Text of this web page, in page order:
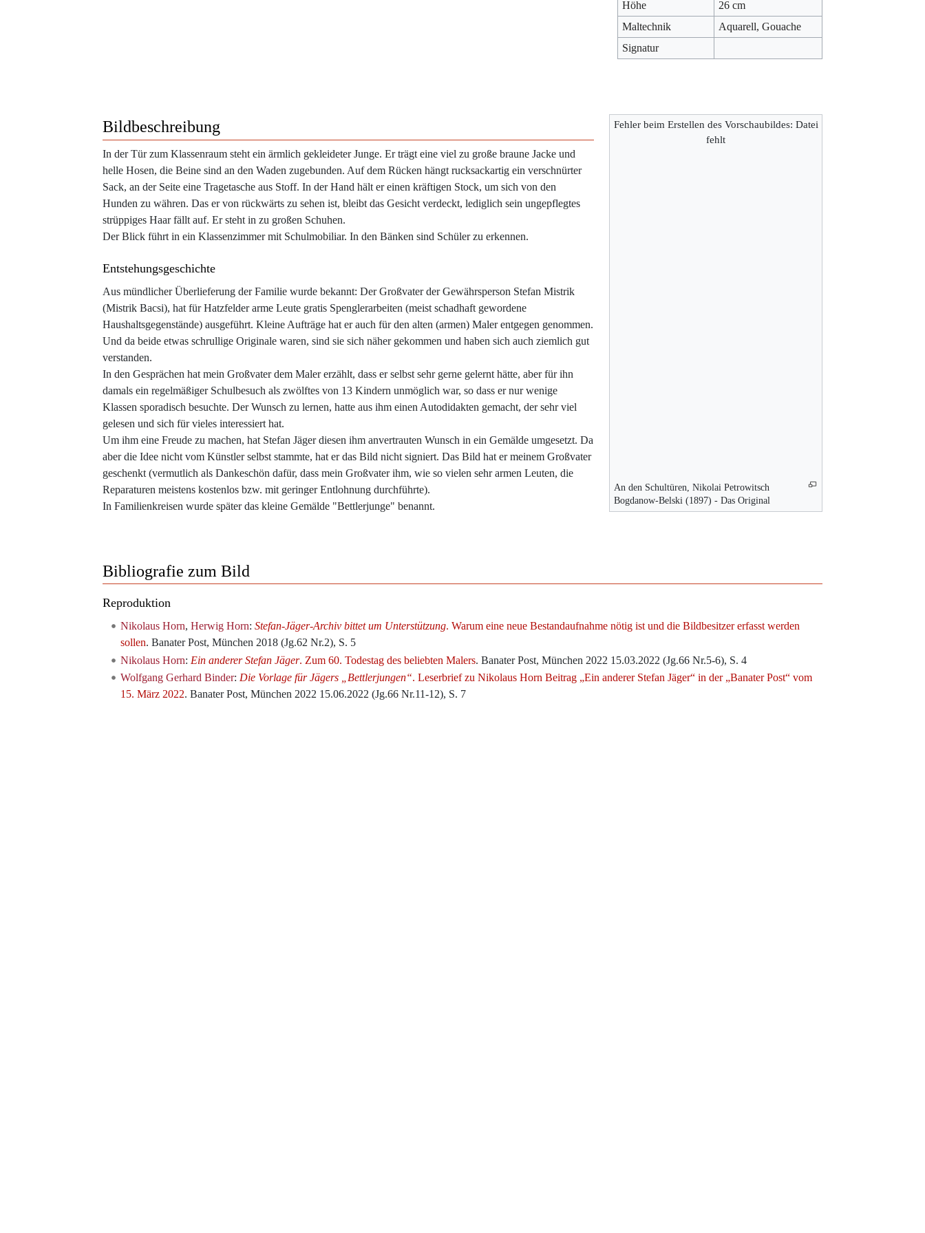
Höhe
26 cm
Maltechnik
Aquarell, Gouache
Signatur
Fehler beim Erstellen des Vorschaubildes: Datei
fehlt
An den Schultüren, Nikolai Petrowitsch
Bogdanow-Belski (1897) - Das Original
Bildbeschreibung
In der Tür zum Klassenraum steht ein ärmlich gekleideter Junge. Er trägt eine viel zu große braune Jacke und
helle Hosen, die Beine sind an den Waden zugebunden. Auf dem Rücken hängt rucksackartig ein verschnürter
Sack, an der Seite eine Tragetasche aus Stoff. In der Hand hält er einen kräftigen Stock, um sich von den
Hunden zu währen. Das er von rückwärts zu sehen ist, bleibt das Gesicht verdeckt, lediglich sein ungepflegtes
strüppiges Haar fällt auf. Er steht in zu großen Schuhen.
Der Blick führt in ein Klassenzimmer mit Schulmobiliar. In den Bänken sind Schüler zu erkennen.
Entstehungsgeschichte
Aus mündlicher Überlieferung der Familie wurde bekannt: Der Großvater der Gewährsperson Stefan Mistrik
(Mistrik Bacsi), hat für Hatzfelder arme Leute gratis Spenglerarbeiten (meist schadhaft gewordene
Haushaltsgegenstände) ausgeführt. Kleine Aufträge hat er auch für den alten (armen) Maler entgegen genommen.
Und da beide etwas schrullige Originale waren, sind sie sich näher gekommen und haben sich auch ziemlich gut
verstanden.
In den Gesprächen hat mein Großvater dem Maler erzählt, dass er selbst sehr gerne gelernt hätte, aber für ihn
damals ein regelmäßiger Schulbesuch als zwölftes von 13 Kindern unmöglich war, so dass er nur wenige
Klassen sporadisch besuchte. Der Wunsch zu lernen, hatte aus ihm einen Autodidakten gemacht, der sehr viel
gelesen und sich für vieles interessiert hat.
Um ihm eine Freude zu machen, hat Stefan Jäger diesen ihm anvertrauten Wunsch in ein Gemälde umgesetzt. Da
aber die Idee nicht vom Künstler selbst stammte, hat er das Bild nicht signiert. Das Bild hat er meinem Großvater
geschenkt (vermutlich als Dankeschön dafür, dass mein Großvater ihm, wie so vielen sehr armen Leuten, die
Reparaturen meistens kostenlos bzw. mit geringer Entlohnung durchführte).
In Familienkreisen wurde später das kleine Gemälde "Bettlerjunge" benannt.
Bibliografie zum Bild
Reproduktion
Nikolaus Horn, Herwig Horn: Stefan-Jäger-Archiv bittet um Unterstützung. Warum eine neue Bestandaufnahme nötig ist und die Bildbesitzer erfasst werden
sollen. Banater Post, München 2018 (Jg.62 Nr.2), S. 5
Nikolaus Horn: Ein anderer Stefan Jäger. Zum 60. Todestag des beliebten Malers. Banater Post, München 2022 15.03.2022 (Jg.66 Nr.5-6), S. 4
Wolfgang Gerhard Binder: Die Vorlage für Jägers „Bettlerjungen“. Leserbrief zu Nikolaus Horn Beitrag „Ein anderer Stefan Jäger“ in der „Banater Post“ vom
15. März 2022. Banater Post, München 2022 15.06.2022 (Jg.66 Nr.11-12), S. 7